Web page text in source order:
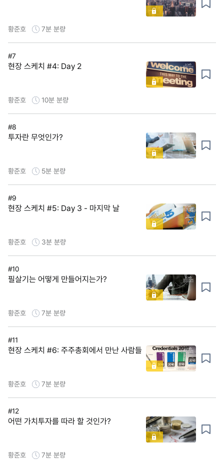
황준호 7분 분량
#7
현장 스케치 #4: Day 2
황준호 10분 분량
#8
투자란 무엇인가?
황준호 5분 분량
#9
현장 스케치 #5: Day 3 - 마지막 날
황준호 3분 분량
#10
필살기는 어떻게 만들어지는가?
황준호 7분 분량
#11
현장 스케치 #6: 주주총회에서 만난 사람들
황준호 7분 분량
#12
어떤 가치투자를 따라 할 것인가?
황준호 7분 분량